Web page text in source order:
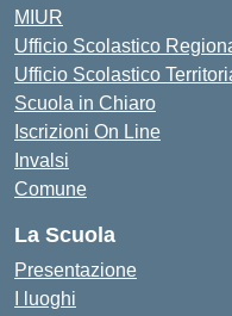
MIUR
Ufficio Scolastico
Ufficio Scolastico
Scuola in Chiaro
Iscrizioni On Line
Invalsi
Comune
La Scuola
Presentazione
I luoghi